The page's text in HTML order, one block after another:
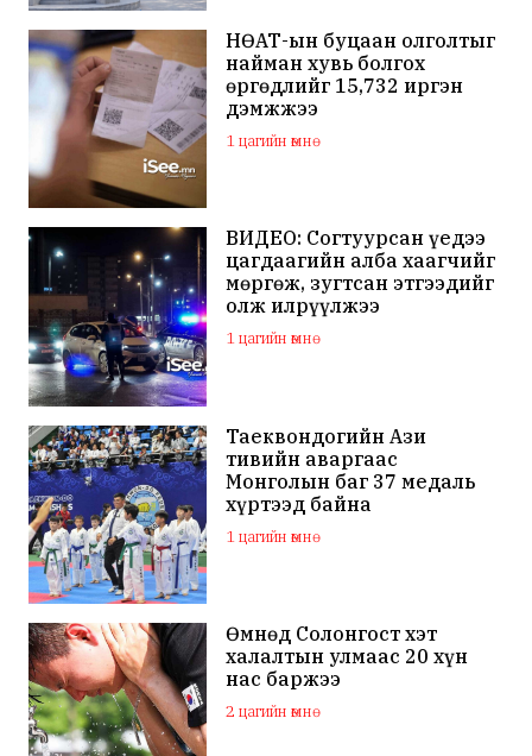
НӨАТ-ын буцаан олголтыг
найман хувь болгох
өргөдлийг 15,732 иргэн
дэмжжээ
1 цагийн өмнө
ВИДЕО: Согтуурсан үедээ
цагдаагийн алба хаагчийг
мөргөж, зугтсан этгээдийг
олж илрүүлжээ
1 цагийн өмнө
Таеквондогийн Ази
тивийн аваргаас
Монголын баг 37 медаль
хүртээд байна
1 цагийн өмнө
Өмнөд Солонгост хэт
халалтын улмаас 20 хүн
нас баржээ
2 цагийн өмнө